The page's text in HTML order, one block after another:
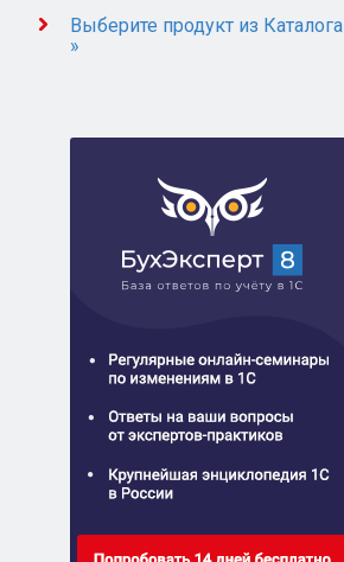
Выберите продукт из Каталога
»